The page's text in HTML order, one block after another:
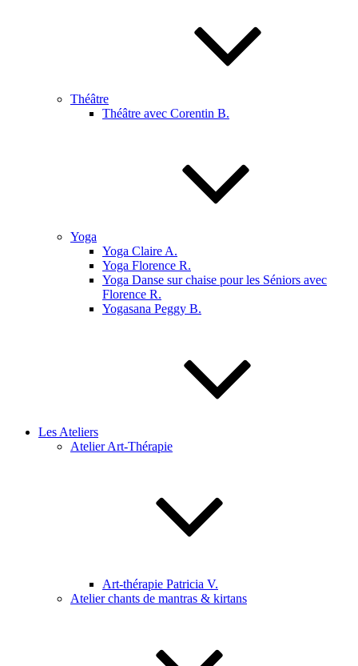
Théâtre
Théâtre avec Corentin B.
Yoga
Yoga Claire A.
Yoga Florence R.
Yoga Danse sur chaise pour les Séniors avec
Florence R.
Yogasana Peggy B.
Les Ateliers
Atelier Art-Thérapie
Art-thérapie Patricia V.
Atelier chants de mantras & kirtans